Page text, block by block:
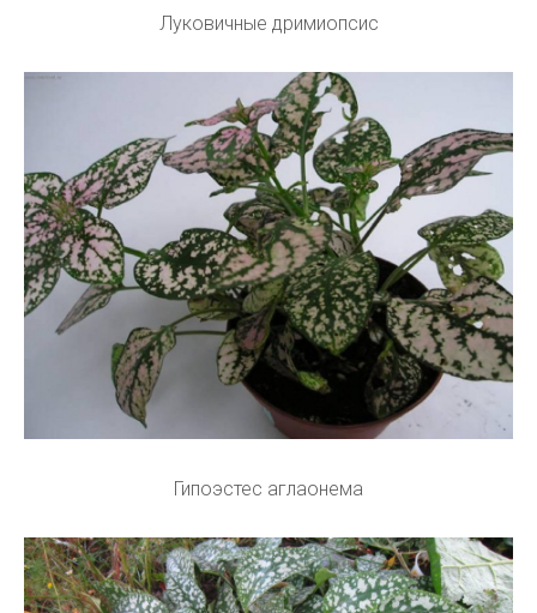
Луковичные дримиопсис
Гипоэстес аглаонема